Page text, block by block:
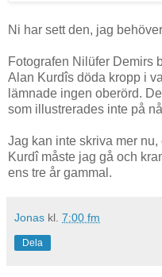
Ni har sett den, jag
Fotografen Nilüfer Demirs
Alan Kurdîs döda kropp i
lämnade ingen oberörd.
som illustrerades inte på
Jag kan inte skriva mer
Kurdî måste jag gå och
ens tre år gammal.
Jonas kl. 7:00 fm
Dela